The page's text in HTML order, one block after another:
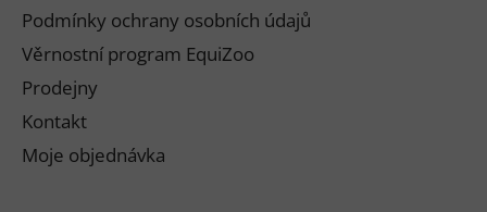
Podmínky ochrany osobních údajů
Věrnostní program EquiZoo
Prodejny
Kontakt
Moje objednávka